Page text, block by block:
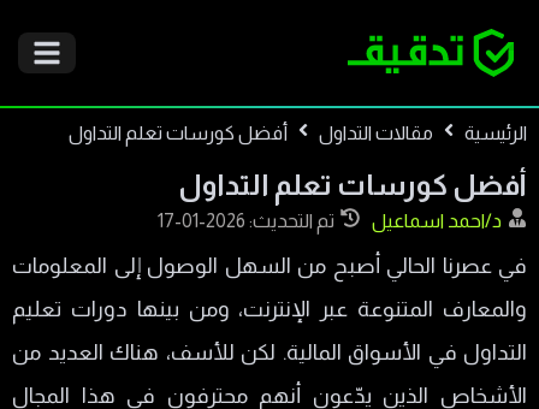
الرئيسية مقالات التداول أفضل كورسات تعلم التداول
أفضل كورسات تعلم التداول
د/احمد اسماعيل تم التحديث: 2026-01-17
في عصرنا الحالي أصبح من السهل الوصول إلى المعلومات
والمعارف المتنوعة عبر الإنترنت، ومن بينها دورات تعليم
التداول في الأسواق المالية. لكن للأسف، هناك العديد من
الأشخاص الذين يدّعون أنهم محترفون في هذا المجال